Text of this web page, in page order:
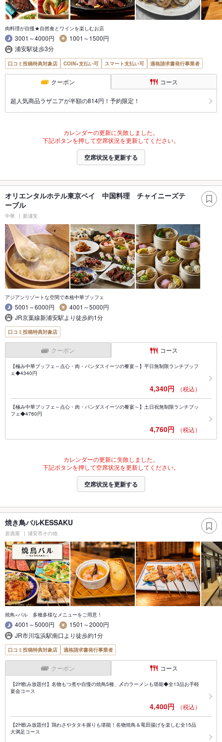
肉料理が自慢★自然食とワインを楽しむお店
3001～4000円
1001～1500円
浦安駅徒歩3分
口コミ投稿特典対象店 COIN+支払い可 スマート支払い可 適格請求書発行事業者
クーポン コース
超人気商品ラザニアが半額の814円！予約限定！
カレンダーの更新に失敗しました。
下記ボタンを押して空席状況を更新してください。
空席状況を更新する
オリエンタルホテル東京ベイ 中国料理 チャイニーズテ
ーブル
中華 新浦安
アジアンリゾートな空間で本格中華ブッフェ
5001～6000円
4001～5000円
JR京葉線新浦安駅より徒歩約1分
口コミ投稿特典対象店
クーポン コース
【極み中華ブッフェ～点心・肉・パンダスイーツの餐宴～】平日無制限ランチブッフ
ェ◆4340円
4,340円 （税込）
【極み中華ブッフェ～点心・肉・パンダスイーツの餐宴～】土日祝無制限ランチブッ
フェ◆4760円
4,760円 （税込）
カレンダーの更新に失敗しました。
下記ボタンを押して空席状況を更新してください。
空席状況を更新する
焼き鳥バルKESSAKU
居酒屋 浦安市その他
焼鳥×バル 多種多様なメニューをご用意！
4001～5000円
1501～2000円
JR市川塩浜駅南口より徒歩約1分
口コミ投稿特典対象店 適格請求書発行事業者
クーポン コース
【2H飲み放題付】名物もつ煮や自慢の焼鳥5種、〆のラーメンも堪能◆全13品お手軽
宴会コース
4,400円 （税込）
【2H飲み放題付】鶏わさやタタキ握りも堪能！名物焼鳥＆竜田揚げを楽しむ全15品
大満足コース